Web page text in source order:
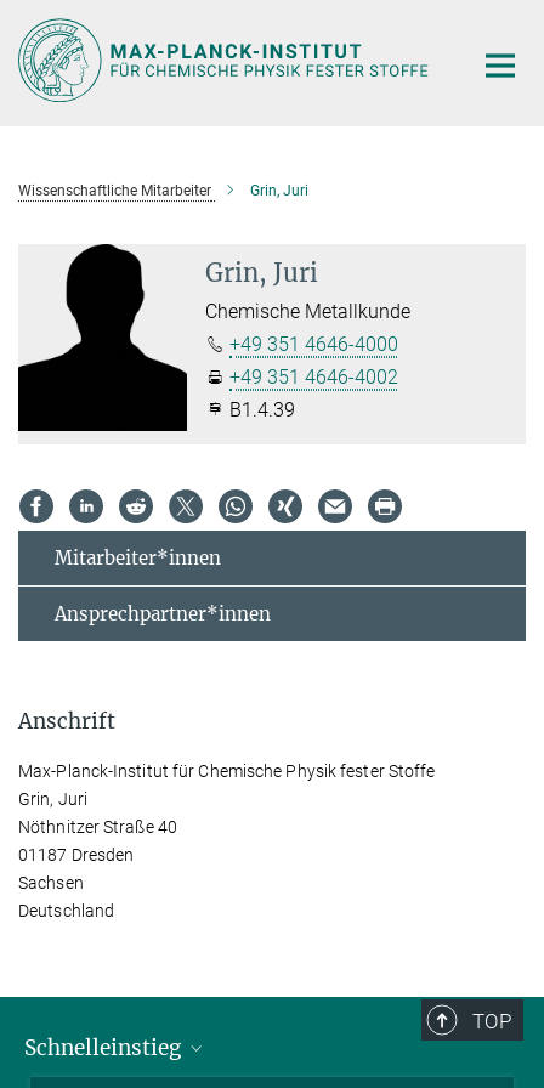
Hauptinhalt
Wissenschaftliche Mitarbeiter Grin, Juri
Grin, Juri
Chemische Metallkunde
+49 351 4646-4000
+49 351 4646-4002
B1.4.39
Mitarbeiter*innen
Ansprechpartner*innen
Anschrift
Max-Planck-Institut für Chemische Physik fester Stoffe
Grin, Juri
Nöthnitzer Straße 40
01187 Dresden
Sachsen
Deutschland
TOP
Schnelleinstieg